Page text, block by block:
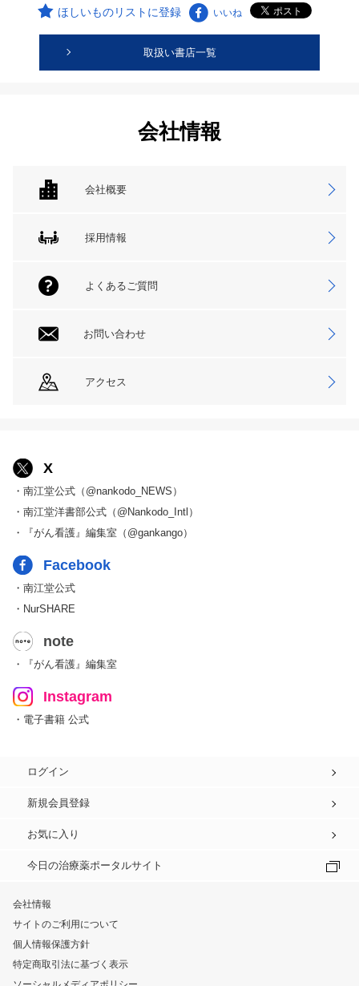
ほしいものリストに登録 いいね
取扱い書店一覧
会社情報
会社概要
採用情報
よくあるご質問
お問い合わせ
アクセス
X
・南江堂公式（@nankodo_NEWS）
・南江堂洋書部公式（@Nankodo_Intl）
・『がん看護』編集室（@gankango）
Facebook
・南江堂公式
・NurSHARE
note
・『がん看護』編集室
Instagram
・電子書籍 公式
ログイン
新規会員登録
お気に入り
今日の治療薬ポータルサイト
会社情報
サイトのご利用について
個人情報保護方針
特定商取引法に基づく表示